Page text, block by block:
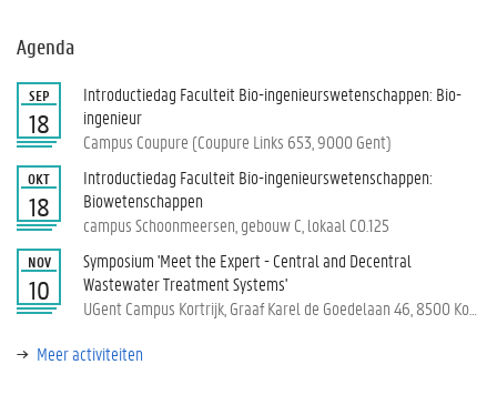
Agenda
SEP
18
Introductiedag Faculteit Bio-ingenieurswetenschappen: Bio-
ingenieur
Campus Coupure (Coupure Links 653, 9000 Gent)
OKT
18
Introductiedag Faculteit Bio-ingenieurswetenschappen:
Biowetenschappen
campus Schoonmeersen, gebouw C, lokaal C0.125
NOV
10
Symposium 'Meet the Expert - Central and Decentral
Wastewater Treatment Systems'
Meer activiteiten